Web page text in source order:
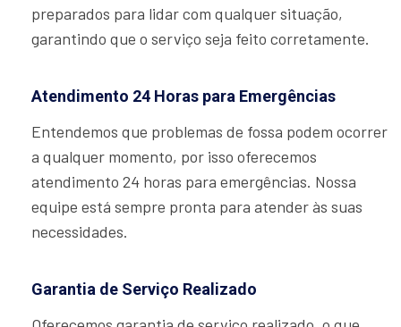
preparados para lidar com qualquer situação,
garantindo que o serviço seja feito corretamente.
Atendimento 24 Horas para Emergências
Entendemos que problemas de fossa podem ocorrer
a qualquer momento, por isso oferecemos
atendimento 24 horas para emergências. Nossa
equipe está sempre pronta para atender às suas
necessidades.
Garantia de Serviço Realizado